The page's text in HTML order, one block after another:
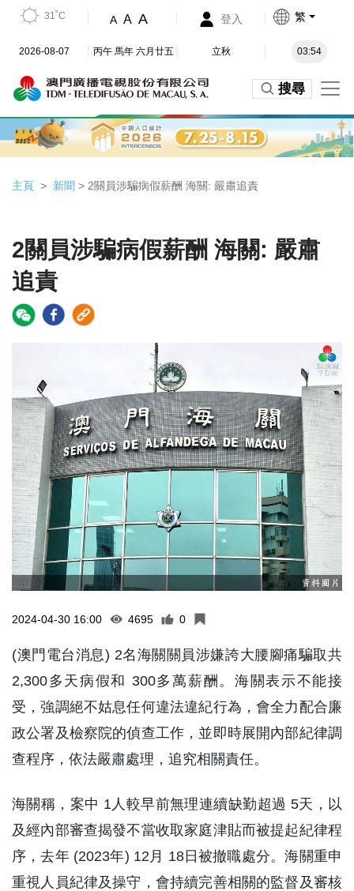
31˚C A A A 登入 繁
2026-08-07 丙午 馬年 六月廿五 立秋 03:54
搜尋
主頁 新聞 > 2關員涉騙病假薪酬 海關: 嚴肅追責
2關員涉騙病假薪酬 海關: 嚴肅
追責
2024-04-30 16:00 4695 0
(澳門電台消息) 2名海關關員涉嫌誇大腰腳痛騙取共
2,300多天病假和 300多萬薪酬。海關表示不能接
受，強調絕不姑息任何違法違紀行為，會全力配合廉
政公署及檢察院的偵查工作，並即時展開內部紀律調
查程序，依法嚴肅處理，追究相關責任。
海關稱，案中 1人較早前無理連續缺勤超過 5天，以
及經內部審查揭發不當收取家庭津貼而被提起紀律程
序，去年 (2023年) 12月 18日被撤職處分。海關重申
重視人員紀律及操守，會持續完善相關的監督及審核